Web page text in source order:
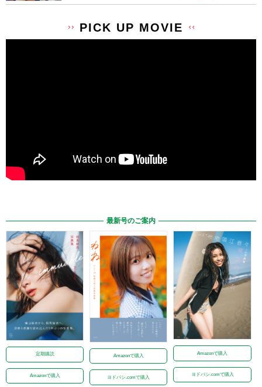
PICK UP MOVIE
最新号のご案内
定期購読
Amazonで購入
Amazonで購入
ヨドバシ.comで購入
Amazonで購入
ヨドバシ.comで購入